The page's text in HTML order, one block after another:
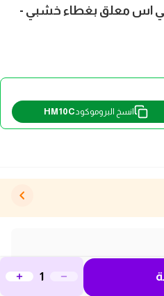
اس معلق بغطاء خشبي -
انسخ البروموكود HM10C
مع معطر الجو الصغير
أنيق ومعلق بسهولة، يأتي